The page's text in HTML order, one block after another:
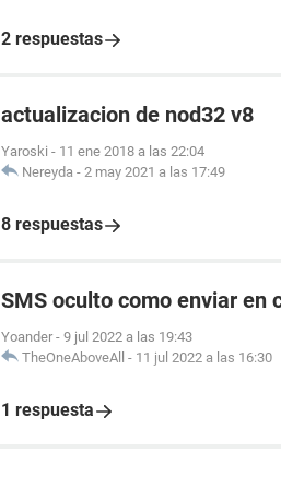
2 respuestas
actualizacion de nod32 v8
Yaroski - 11 ene 2018 a las 22:04
Nereyda - 2 may 2021 a las 17:49
8 respuestas
SMS oculto como enviar en
Yoander - 9 jul 2022 a las 19:43
TheOneAboveAll - 11 jul 2022 a las 16:30
1 respuesta